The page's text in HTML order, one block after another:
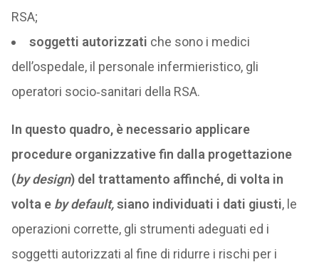
RSA;
soggetti autorizzati che sono i medici
dell’ospedale, il personale infermieristico, gli
operatori socio‑sanitari della RSA.
In questo quadro, è necessario applicare
procedure organizzative fin dalla progettazione
(by design) del trattamento affinché, di volta in
volta e by default,siano individuati i dati giusti, le
operazioni corrette, gli strumenti adeguati ed i
soggetti autorizzati al fine di ridurre i rischi per i